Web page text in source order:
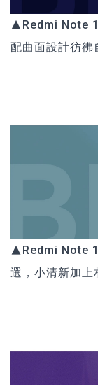
▲Redmi Note
配曲面設計彷彿
▲Redmi Note
選，小清新加上